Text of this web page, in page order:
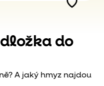
do
A jaký hmyz najdou